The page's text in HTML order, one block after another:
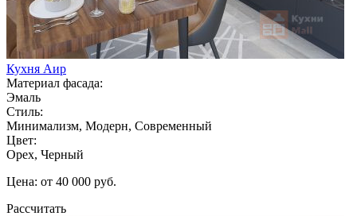
Кухня Аир
Материал фасада:
Эмаль
Стиль:
Минимализм, Модерн, Современный
Цвет:
Орех, Черный
Цена: от 40 000 руб.
Рассчитать